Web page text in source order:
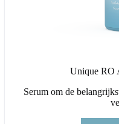
Unique RO
Serum om de